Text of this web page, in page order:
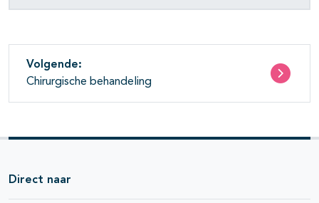
Volgende:
Chirurgische behandeling
Direct naar